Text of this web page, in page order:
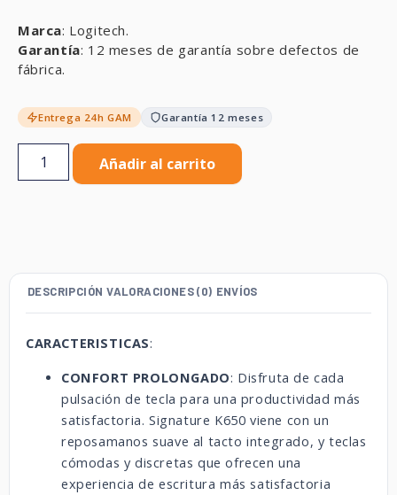
Marca: Logitech.
Garantía: 12 meses de garantía sobre defectos de
fábrica.
Entrega 24h GAM Garantía 12 meses
Añadir al carrito
DESCRIPCIÓN VALORACIONES (0) ENVÍOS
CARACTERISTICAS:
CONFORT PROLONGADO: Disfruta de cada
pulsación de tecla para una productividad más
satisfactoria. Signature K650 viene con un
reposamanos suave al tacto integrado, y teclas
cómodas y discretas que ofrecen una
experiencia de escritura más satisfactoria